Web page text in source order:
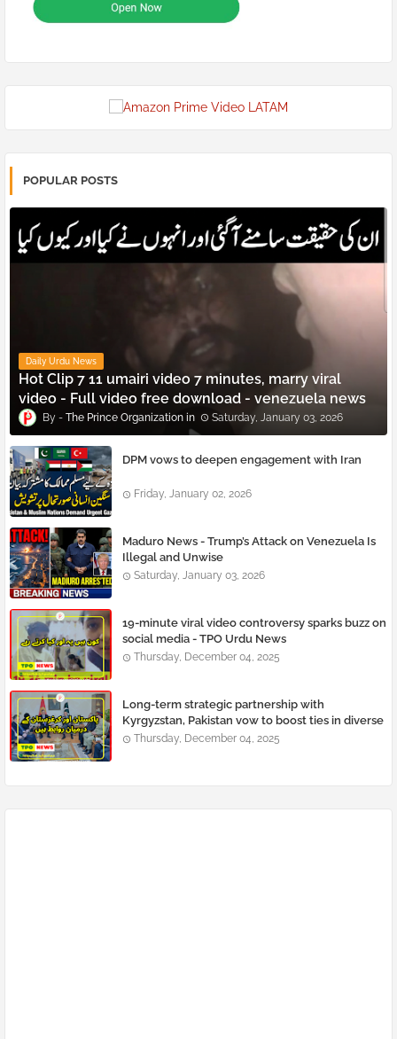
POPULAR POSTS
Daily Urdu News
Hot Clip 7 11 umairi video 7 minutes, marry viral
video - Full video free download - venezuela news
The Prince Organization Saturday, January 03, 2026
DPM vows to deepen engagement with Iran
Friday, January 02, 2026
Maduro News - Trump’s Attack on Venezuela Is
Illegal and Unwise
Saturday, January 03, 2026
19-minute viral video controversy sparks buzz on
social media - TPO Urdu News
Thursday, December 04, 2025
Long-term strategic partnership with
Kyrgyzstan, Pakistan vow to boost ties in diverse
fields
Thursday, December 04, 2025